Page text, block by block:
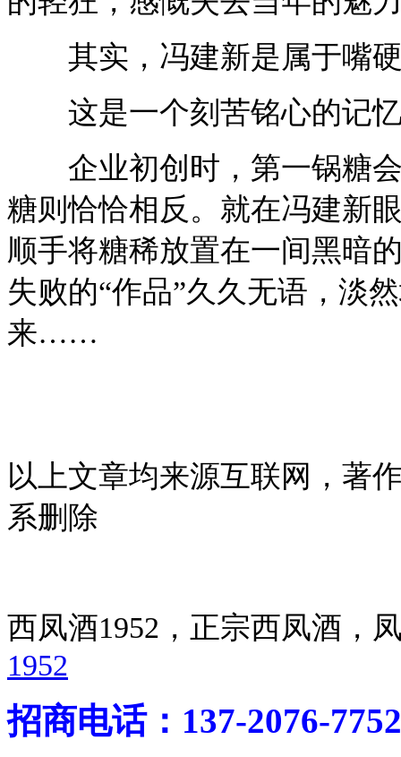
其实，冯建新是属于嘴硬
这是一个刻苦铭心的记
企业初创时，第一锅糖会
糖则恰恰相反。就在冯建新
顺手将糖稀放置在一间黑暗
失败的“作品”久久无语，淡
来……
以上文章均来源互联网，著
系删除
西凤酒1952，正宗西凤酒
1952
招商电话：137-2076-7752